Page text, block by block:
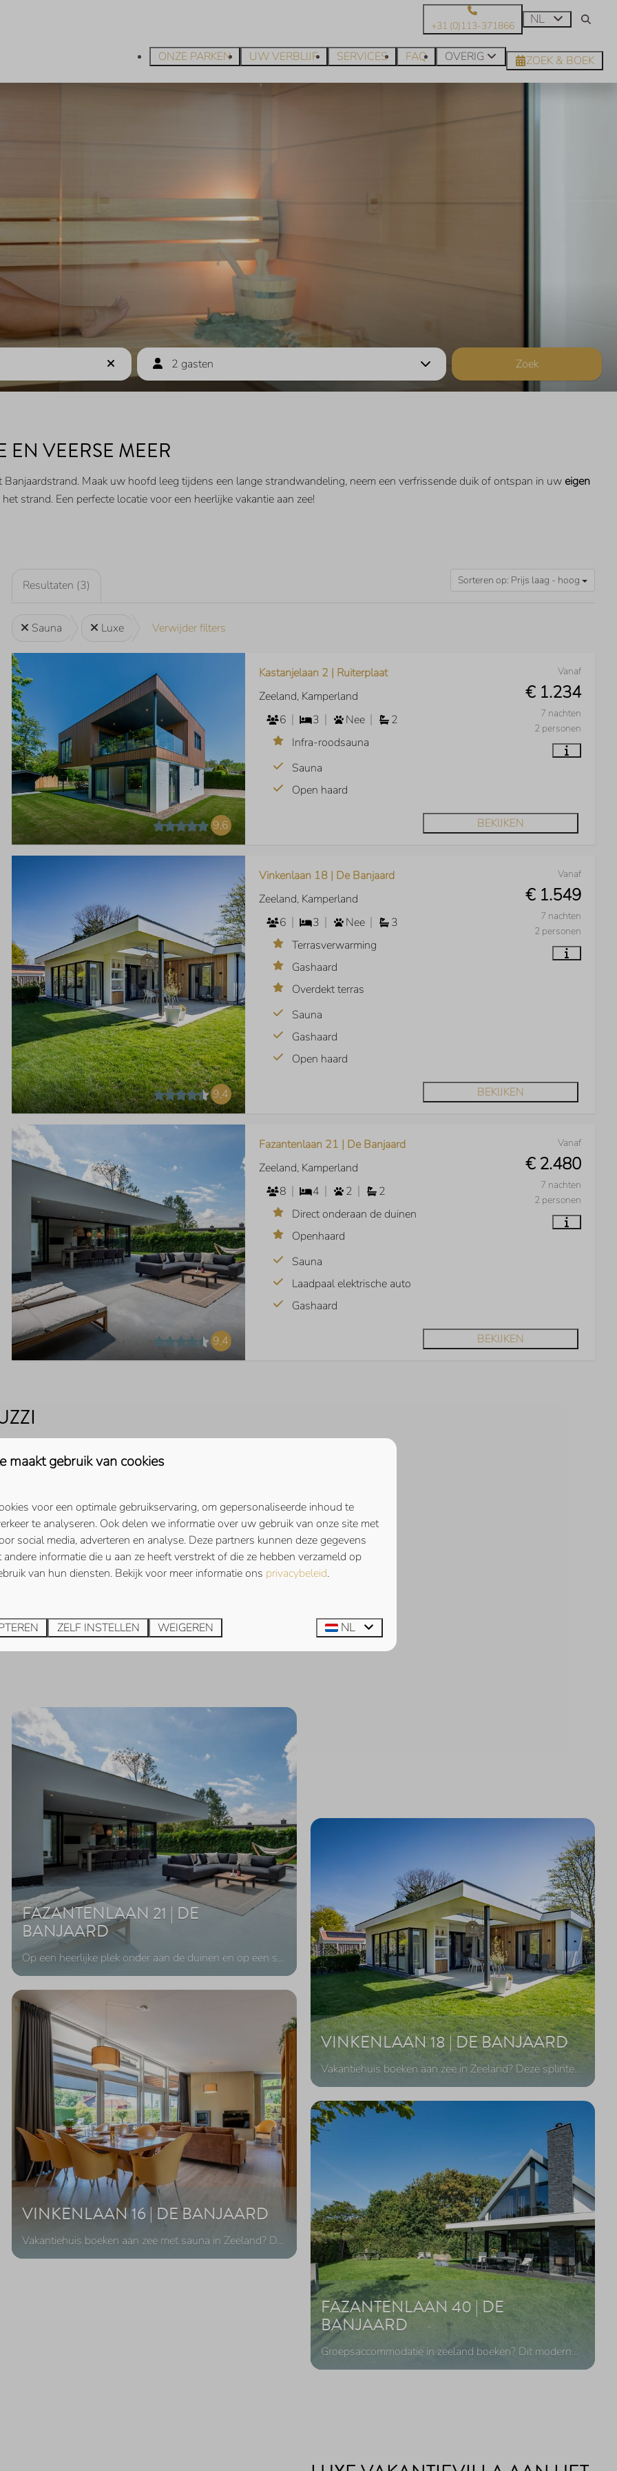
+31 (0)113-371866 NL
ONZE PARKEN UW VERBLIJF SERVICES FAQ OVERIG ZOEK & BOEK
2 gasten Zoek
EN VEERSE MEER
Banjaardstrand. Maak uw hoofd leeg tijdens een lange strandwandeling, neem een verfrissende duik of ontspan in uw eigen
strand. Een perfecte locatie voor een heerlijke vakantie aan zee!
Sorteren op: Prijs laag - hoog
Resultaten (3)
Sauna Luxe Verwijder filters
9,6
Vanaf
€ 1.234
7 nachten
2 personen
Kastanjelaan 2 | Ruiterplaat
Zeeland, Kamperland
6
3 Nee
2
Infra-roodsauna
Sauna
Open haard
BEKIJKEN
9,4
Vanaf
€ 1.549
7 nachten
2 personen
Vinkenlaan 18 | De Banjaard
Zeeland, Kamperland
6
3 Nee
3
Terrasverwarming
Gashaard
Overdekt terras
Sauna
Gashaard
Open haard
BEKIJKEN
9,4
Vanaf
€ 2.480
7 nachten
2 personen
Fazantenlaan 21 | De Banjaard
Zeeland, Kamperland
8
4 2
2
Direct onderaan de duinen
Openhaard
Sauna
Laadpaal elektrische auto
Gashaard
BEKIJKEN
in het aanbod van
over eeninfraroodsauna
uitzicht over het
Een gebied gevormd door
landschap met bos,
Grote kans dat u
Ontdek de prachtige
FAZANTENLAAN 21 | DE
BANJAARD
Op een heerlijke plek onder aan de duinen en op een s…
VINKENLAAN 16 | DE BANJAARD
Vakantiehuis boeken aan zee met sauna in Zeeland? D…
VINKENLAAN 18 | DE BANJAARD
Vakantiehuis boeken aan zee in Zeeland? Deze splinte…
FAZANTENLAAN 40 | DE
BANJAARD
Groepsaccommodatie in zeeland boeken? Dit modern…
maakt gebruik van cookies
voor een optimale gebruikservaring, om gepersonaliseerde inhoud te
te analyseren. Ook delen we informatie over uw gebruik van onze site met
social media, adverteren en analyse. Deze partners kunnen deze gegevens
informatie die u aan ze heeft verstrekt of die ze hebben verzameld op
van hun diensten. Bekijk voor meer informatie ons privacybeleid.
ZELF INSTELLEN WEIGEREN NL